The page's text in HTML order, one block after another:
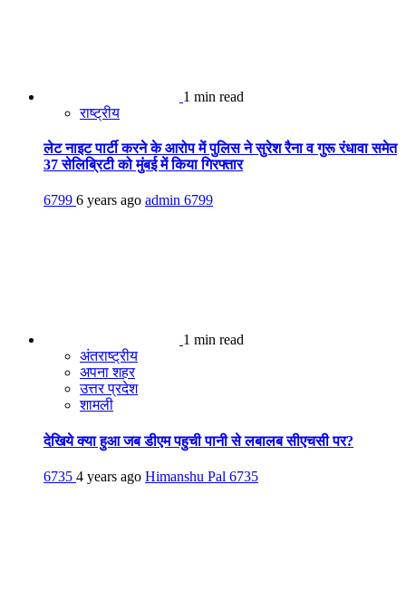
1 min read
राष्ट्रीय
लेट नाइट पार्टी करने के आरोप में पुलिस ने सुरेश रैना व गुरू रंधावा समेत
37 सेलिब्रिटी को मुंबई में किया गिरफ्तार
6799 6 years ago admin 6799
1 min read
अंतराष्ट्रीय
अपना शहर
उत्तर प्रदेश
शामली
देखिये क्या हुआ जब डीएम पहुची पानी से लबालब सीएचसी पर?
6735 4 years ago Himanshu Pal 6735